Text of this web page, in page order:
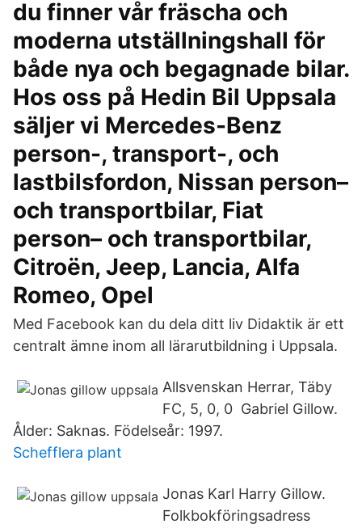
du finner vår fräscha och
moderna utställningshall för
både nya och begagnade bilar.
Hos oss på Hedin Bil Uppsala
säljer vi Mercedes-Benz
person-, transport-, och
lastbilsfordon, Nissan person–
och transportbilar, Fiat
person– och transportbilar,
Citroën, Jeep, Lancia, Alfa
Romeo, Opel
Med Facebook kan du dela ditt liv Didaktik är ett
centralt ämne inom all lärarutbildning i Uppsala.
Allsvenskan Herrar, Täby
FC, 5, 0, 0 Gabriel Gillow.
Ålder: Saknas. Födelseår: 1997.
Schefflera plant
Jonas Karl Harry Gillow.
Folkbokföringsadress